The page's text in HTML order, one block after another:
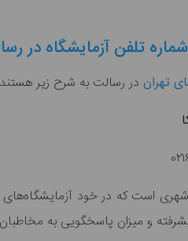
تلفن آزمایشگاه در
تهران در رسالت به شرح زیر
است که در خود
و میزان پاسخگویی به